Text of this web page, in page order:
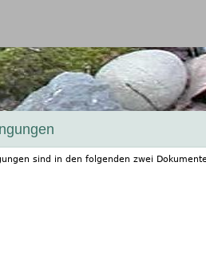
sind in den folgenden zwei